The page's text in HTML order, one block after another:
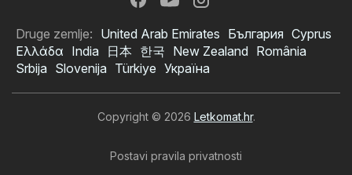
Druge zemlje: United Arab Emirates България Cyprus
Ελλάδα India 日本 한국 New Zealand România
Srbija Slovenija Türkiye Україна
Copyright © 2026 Letkomat.hr.
Postavi pravila privatnosti